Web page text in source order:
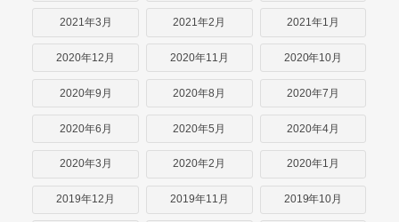
2021年3月 2021年2月 2021年1月
2020年12月 2020年11月 2020年10月
2020年9月 2020年8月 2020年7月
2020年6月 2020年5月 2020年4月
2020年3月 2020年2月 2020年1月
2019年12月 2019年11月 2019年10月